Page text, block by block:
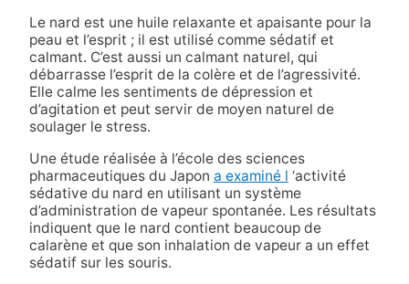
Le nard est une huile relaxante et apaisante pour la
peau et l’esprit ; il est utilisé comme sédatif et
calmant. C’est aussi un calmant naturel, qui
débarrasse l’esprit de la colère et de l’agressivité.
Elle calme les sentiments de dépression et
d’agitation et peut servir de moyen naturel de
soulager le stress.
Une étude réalisée à l’école des sciences
pharmaceutiques du Japon a examiné l ‘activité
sédative du nard en utilisant un système
d’administration de vapeur spontanée. Les résultats
indiquent que le nard contient beaucoup de
calarène et que son inhalation de vapeur a un effet
sédatif sur les souris.